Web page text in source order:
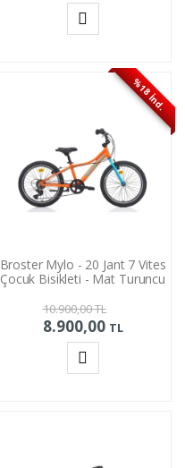
%18 İnd.
Broster Mylo - 20 Jant 7 Vites
Çocuk Bisikleti - Mat Turuncu
10.900,00TL
8.900,00 TL